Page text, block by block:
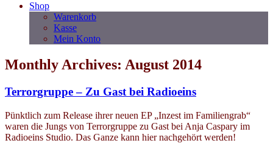
Shop
Warenkorb
Kasse
Mein Konto
Monthly Archives: August 2014
Terrorgruppe – Zu Gast bei Radioeins
Pünktlich zum Release ihrer neuen EP „Inzest im Familiengrab“
waren die Jungs von Terrorgruppe zu Gast bei Anja Caspary im
Radioeins Studio. Das Ganze kann hier nachgehört werden!